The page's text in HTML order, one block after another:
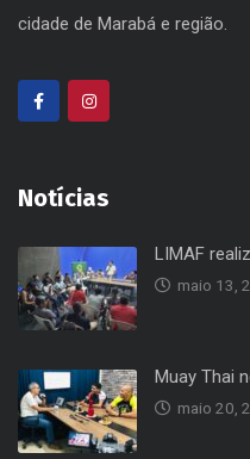
cidade de Marabá e região.
Notícias
LIMAF
maio 13,
Muay Thai
maio 20,